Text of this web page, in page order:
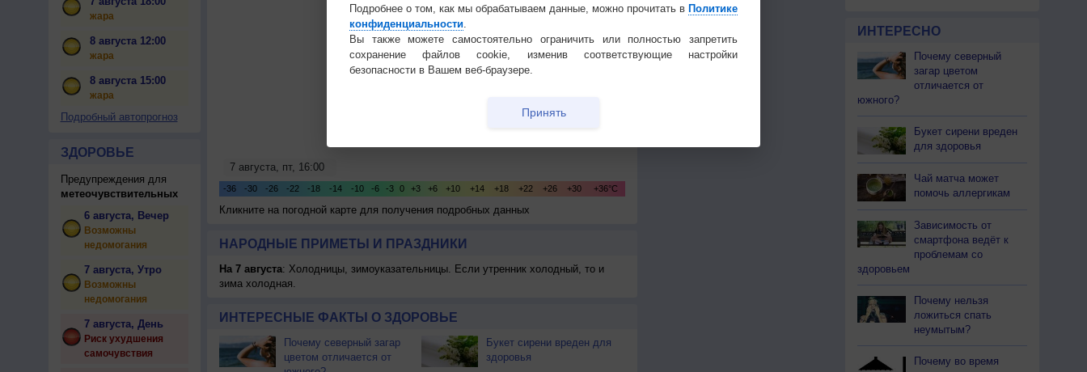
жара
8 августа 12:00
жара
8 августа 15:00
жара
Подробный автопрогноз
ЗДОРОВЬЕ
Предупреждения для
метеочувствительных
6 августа, Вечер
Возможны
недомогания
7 августа, Утро
Возможны
недомогания
7 августа, День
Риск ухудшения
самочувствия
Кликните на погодной карте для получения подробных данных
НАРОДНЫЕ ПРИМЕТЫ И ПРАЗДНИКИ
На 7 августа: Холодницы, зимоуказательницы. Если утренник холодный, то и
зима холодная.
ИНТЕРЕСНЫЕ ФАКТЫ О ЗДОРОВЬЕ
Почему северный загар
цветом отличается от
Букет сирени вреден для
здоровья
ИНТЕРЕСНО
Почему северный
загар цветом
отличается от
южного?
Букет сирени вреден
для здоровья
Чай матча может
помочь аллергикам
Зависимость от
смартфона ведёт к
проблемам со
здоровьем
Почему нельзя
ложиться спать
неумытым?
Почему во время
Подробнее о том, как мы обрабатываем данные, можно прочитать в Политике
конфиденциальности
Вы также можете самостоятельно ограничить или полностью запретить
сохранение файлов cookie, изменив соответствующие настройки
безопасности в Вашем веб-браузере.
Принять